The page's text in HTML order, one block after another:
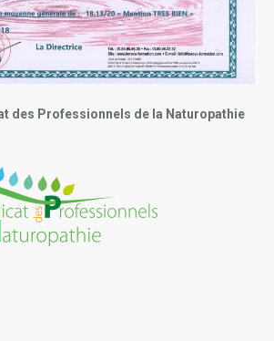
des Professionnels de la Naturopathie